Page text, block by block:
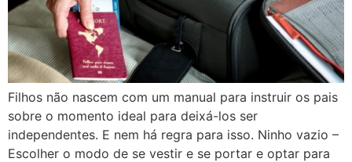
Filhos não nascem com um manual para instruir os pais
sobre o momento ideal para deixá-los ser
independentes. E nem há regra para isso. Ninho vazio –
Escolher o modo de se vestir e se portar e optar para